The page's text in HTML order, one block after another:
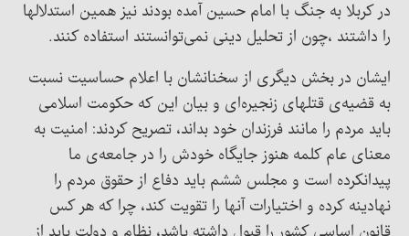
در کربلا به جنگ با امام حسین آمده بودند نیز همین استدلالها
را داشتند ،چون از تحلیل دینی نمی‌توانستند استفاده کنند.
ایشان در بخش دیگری از سخنانشان با اعلام حساسیت نسبت
به قضیه‌ی قتلهای زنجیره‌ای و بیان این که حکومت اسلامی
باید مردم را مانند فرزندان خود بداند، تصریح کردند: امنیت به
معنای عام کلمه هنوز جایگاه خودش را در جامعه‌ی ما
پیدانکرده است و مجلس ششم باید دفاع از حقوق مردم را
نهادینه کرده و اختیارات آنها را تقویت کند، چرا که هر کس